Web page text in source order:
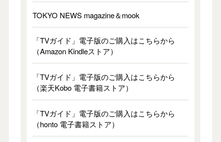
TOKYO NEWS magazine＆mook
「TVガイド」電子版のご購入はこちらから
（Amazon Kindleストア）
「TVガイド」電子版のご購入はこちらから
（楽天Kobo 電子書籍ストア）
「TVガイド」電子版のご購入はこちらから
（honto 電子書籍ストア）